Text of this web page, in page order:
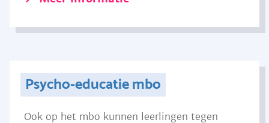
Psycho-educatie mbo
Ook op het mbo kunnen leerlingen tegen